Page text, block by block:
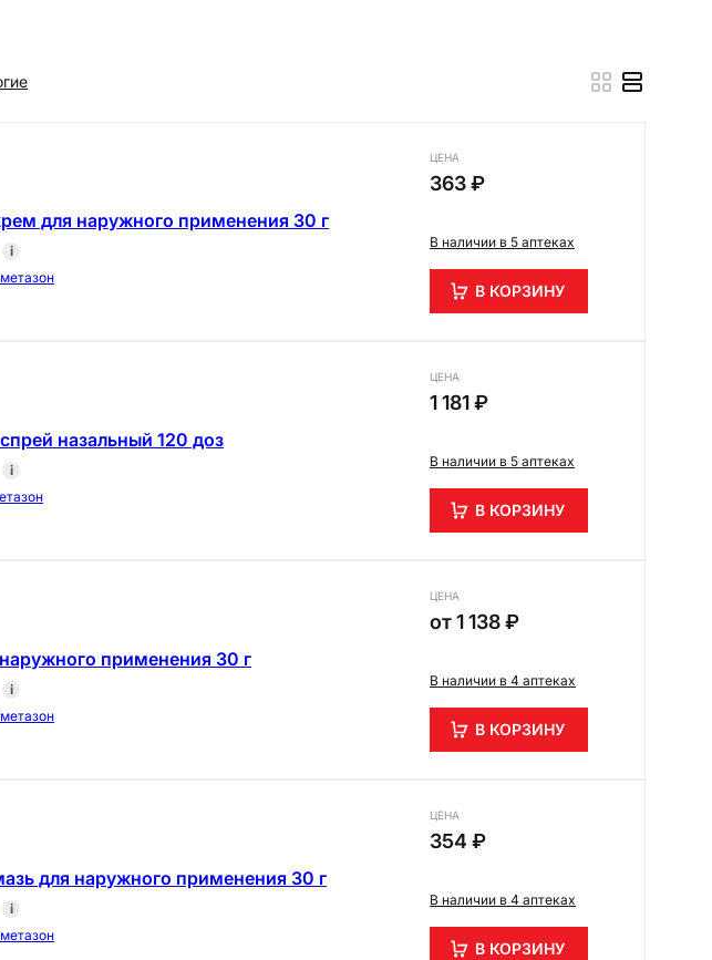
для наружного применения 30 г
i
ЦЕНА
363 ₽
В наличии в 5 аптеках
В КОРЗИНУ
назальный 120 доз
i
ЦЕНА
1 181 ₽
В наличии в 5 аптеках
В КОРЗИНУ
применения 30 г
i
ЦЕНА
от1 138 ₽
В наличии в 4 аптеках
В КОРЗИНУ
для наружного применения 30 г
i
ЦЕНА
354 ₽
В наличии в 4 аптеках
В КОРЗИНУ